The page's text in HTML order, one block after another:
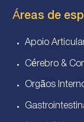
Áreas de
Apoio
Cérebro &
Orgãos